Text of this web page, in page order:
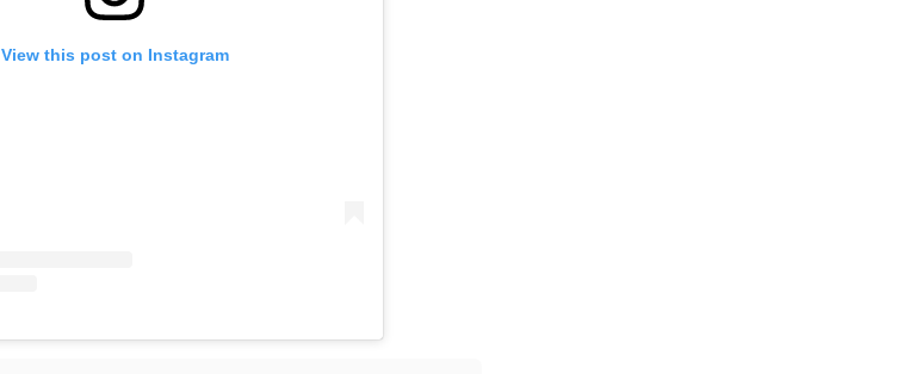
View this post on Instagram